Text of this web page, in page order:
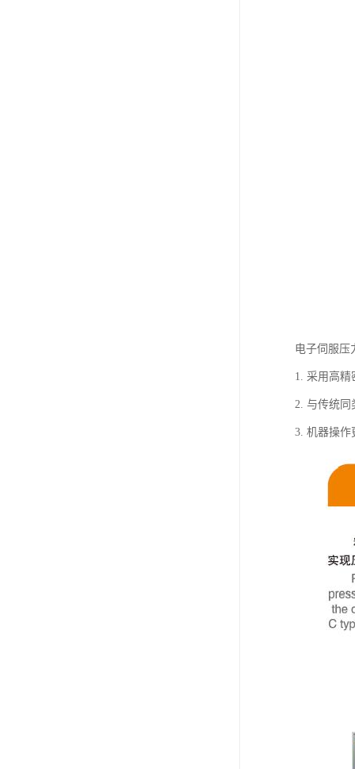
电子伺服压
1. 采用高精
2. 与传统同
3. 机器操作